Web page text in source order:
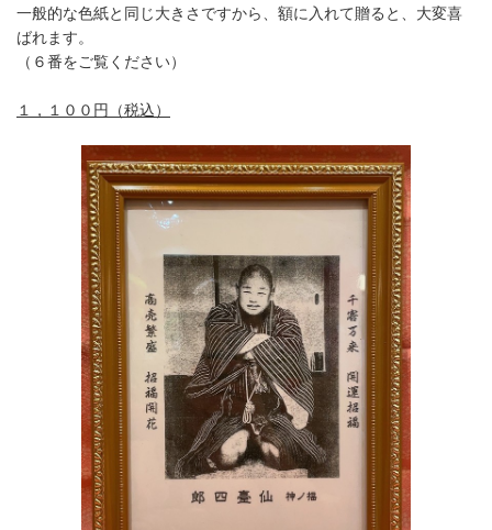
一般的な色紙と同じ大きさですから、額に入れて贈ると、大変喜
ばれます。
（６番をご覧ください）
１，１００円（税込）